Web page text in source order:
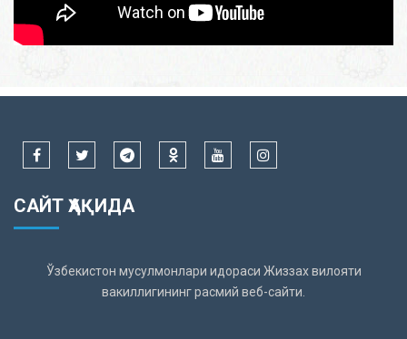
САЙТ ҲАҚИДА
Ўзбекистон мусулмонлари идораси Жиззах вилояти
вакиллигининг расмий веб-сайти.